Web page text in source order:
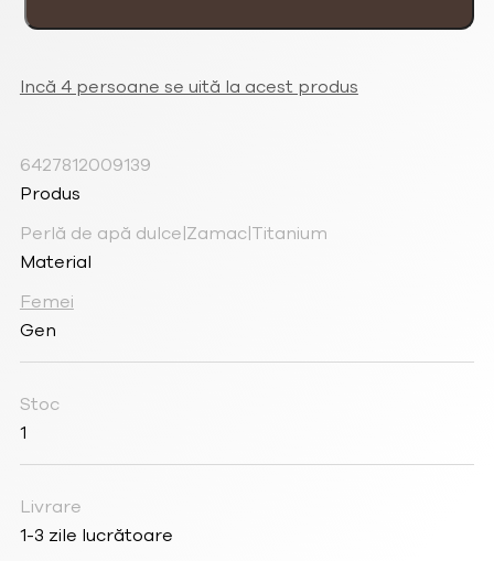
aur
șurub
Incă 4 persoane se uită la acest produs
6427812009139
Produs
Perlă de apă dulce|Zamac|Titanium
Material
Femei
Gen
Stoc
1
Livrare
1-3 zile lucrătoare